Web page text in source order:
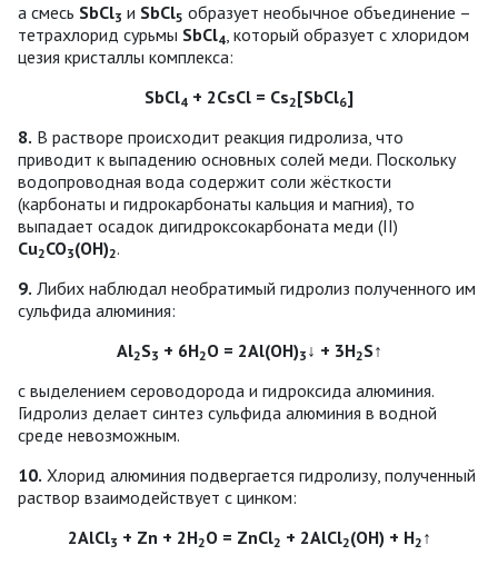
а смесь SbCl3 и SbCl5 образует необычное объединение –
тетрахлорид сурьмы SbCl4, который образует с хлоридом
цезия кристаллы комплекса:
SbCl4 + 2CsCl = Cs2[SbCl6]
8. В растворе происходит реакция гидролиза, что
приводит к выпадению основных солей меди. Поскольку
водопроводная вода содержит соли жёсткости
(карбонаты и гидрокарбонаты кальция и магния), то
выпадает осадок дигидроксокарбоната меди (ІІ)
Сu2СО3(ОН)2.
9. Либих наблюдал необратимый гидролиз полученного им
сульфида алюминия:
Al2S3 + 6Н2О = 2Al(OH)3 ↓ + 3H2S↑
с выделением сероводорода и гидроксида алюминия.
Гидролиз делает синтез сульфида алюминия в водной
среде невозможным.
10. Хлорид алюминия подвергается гидролизу, полученный
раствор взаимодействует с цинком:
2АlСl3 + Zn + 2Н2О = ZnCl2 + 2АlСl2(ОН) + Н2 ↑